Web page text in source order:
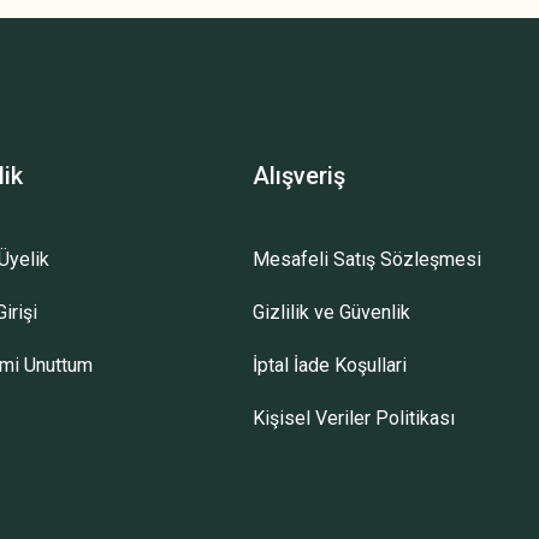
Unuttum
Alışveriş
Mesafeli Satış Sözleşmesi
Gizlilik ve Güvenlik
İptal İade Koşullari
Kişisel Veriler Politikası